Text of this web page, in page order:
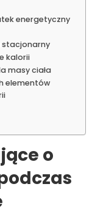
energetyczny
stacjonarny
kalorii
masy ciała
elementów
o